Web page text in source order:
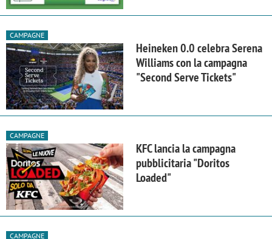
CAMPAGNE
Heineken 0.0 celebra Serena
Williams con la campagna
"Second Serve Tickets"
CAMPAGNE
KFC lancia la campagna
pubblicitaria "Doritos
Loaded"
CAMPAGNE